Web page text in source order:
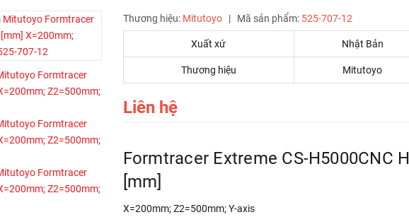
Thương hiệu: Mitutoyo | Mã sản phẩm: 525-707-12
Xuất xứ Nhật Bản
Thương hiệu Mitutoyo
Liên hệ
Formtracer Extreme CS-H5000CNC H
[mm]
X=200mm; Z2=500mm; Y-axis